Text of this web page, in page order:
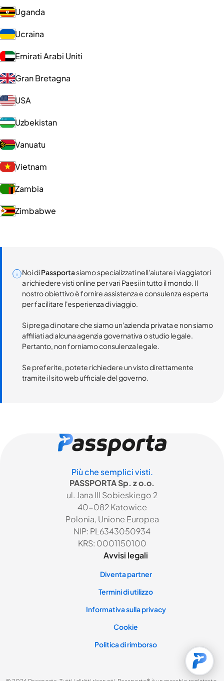
Uganda
Ucraina
Emirati Arabi Uniti
Gran Bretagna
USA
Uzbekistan
Vanuatu
Vietnam
Zambia
Zimbabwe
Noi diPassportasiamo specializzati nell'aiutare i viaggiatori
a richiedere visti online per vari Paesi in tutto il mondo. Il
nostro obiettivo è fornire assistenza e consulenza esperta
per facilitare l'esperienza di viaggio.
Si prega di notare che siamo un'azienda privata e non siamo
affiliati ad alcuna agenzia governativa o studio legale.
Pertanto, non forniamo consulenza legale.
Se preferite, potete richiedere un visto direttamente
tramite il sito web ufficiale del governo.
Più che semplici visti.
PASSPORTA Sp. z o.o.
ul. Jana III Sobieskiego 2
40-082 Katowice
Polonia, Unione Europea
NIP: PL6343050934
KRS: 0001150100
Avvisi legali
Diventa partner
Termini di utilizzo
Informativa sulla privacy
Cookie
Politica di rimborso